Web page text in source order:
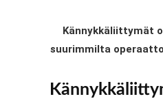
Kännykkäliittymät
suurimmilta